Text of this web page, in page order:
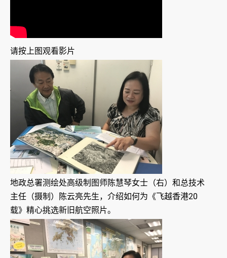
请按上图观看影片
地政总署测绘处高级制图师陈慧琴女士（右）和总技术
主任（摄制）陈云亮先生，介绍如何为《飞越香港20
载》精心挑选新旧航空照片。